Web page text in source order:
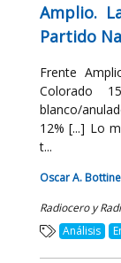
Amplio.
Partido
Frente
Colorado
blanco/
12% [...] Lo
t...
Oscar A.
Radiocero y
Análisis